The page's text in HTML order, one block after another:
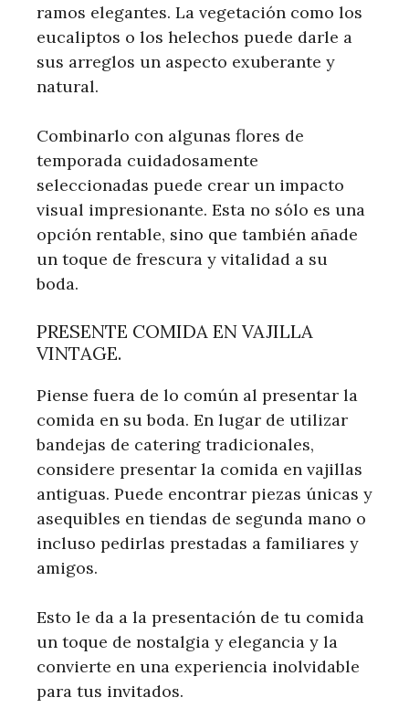
ramos elegantes. La vegetación como los
eucaliptos o los helechos puede darle a
sus arreglos un aspecto exuberante y
natural.
Combinarlo con algunas flores de
temporada cuidadosamente
seleccionadas puede crear un impacto
visual impresionante. Esta no sólo es una
opción rentable, sino que también añade
un toque de frescura y vitalidad a su
boda.
PRESENTE COMIDA EN VAJILLA
VINTAGE.
Piense fuera de lo común al presentar la
comida en su boda. En lugar de utilizar
bandejas de catering tradicionales,
considere presentar la comida en vajillas
antiguas. Puede encontrar piezas únicas y
asequibles en tiendas de segunda mano o
incluso pedirlas prestadas a familiares y
amigos.
Esto le da a la presentación de tu comida
un toque de nostalgia y elegancia y la
convierte en una experiencia inolvidable
para tus invitados.